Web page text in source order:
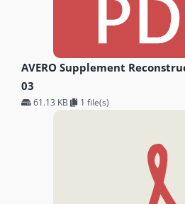
AVERO Supplement
03
61.13 KB 1 file(s)